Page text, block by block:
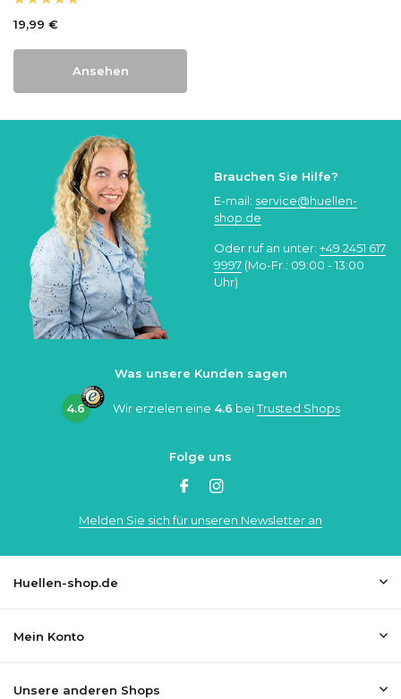
19,99 €
Ansehen
Brauchen Sie Hilfe?
E-mail: service@huellen-
shop.de
Oder ruf an unter: +49 2451 617
9997 (Mo-Fr.: 09:00 - 13:00
Uhr)
Was unsere Kunden sagen
4.6 Wir erzielen eine 4.6 beiTrusted Shops
Folge uns
Melden Sie sich für unseren Newsletter an
Huellen-shop.de
Mein Konto
Unsere anderen Shops